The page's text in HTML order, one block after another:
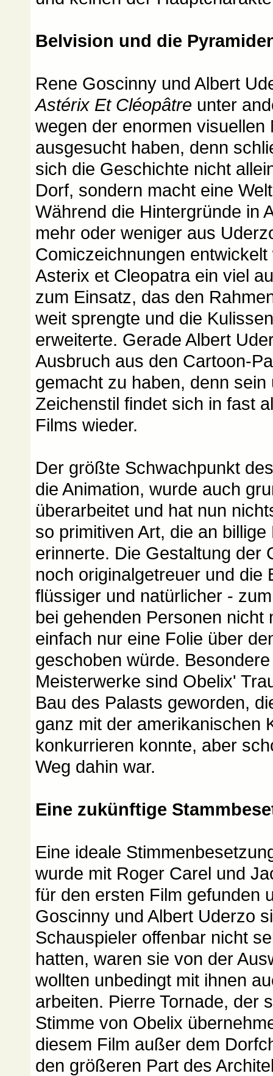
Belvision und die
Rene Goscinny und Albert
Astérix Et Cléopâtre unter
wegen der enormen visuellen
ausgesucht haben, denn
sich die Geschichte nicht
Dorf, sondern macht eine
Während die Hintergründe in
mehr oder weniger aus
Comiczeichnungen
Asterix et Cleopatra ein viel
zum Einsatz, das den
weit sprengte und die
erweiterte. Gerade Albert
Ausbruch aus den Cartoon-
gemacht zu haben, denn
Zeichenstil findet sich in fast
Films wieder.
Der größte Schwachpunkt
die Animation, wurde auch
überarbeitet und hat nun
so primitiven Art, die an
erinnerte. Die Gestaltung der
noch originalgetreuer und die
flüssiger und natürlicher -
bei gehenden Personen nicht
einfach nur eine Folie über
geschoben würde.
Meisterwerke sind Obelix'
Bau des Palasts geworden,
ganz mit der amerikanischen
konkurrieren konnte, aber
Weg dahin war.
Eine zukünftige
Eine ideale
wurde mit Roger Carel und
für den ersten Film gefunden
Goscinny und Albert Uderzo
Schauspieler offenbar nicht
hatten, waren sie von der
wollten unbedingt mit ihnen
arbeiten. Pierre Tornade, der
Stimme von Obelix
diesem Film außer dem
den größeren Part des